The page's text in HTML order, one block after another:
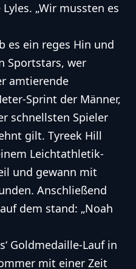
„Wir mussten es
es ein reges Hin und
Sportstars, wer
amtierende
Sprint der Männer,
schnellsten Spieler
gilt. Tyreek Hill
Leichtathletik-
und gewann mit
Anschließend
dem stand: „Noah
Goldmedaille-Lauf in
mit einer Zeit